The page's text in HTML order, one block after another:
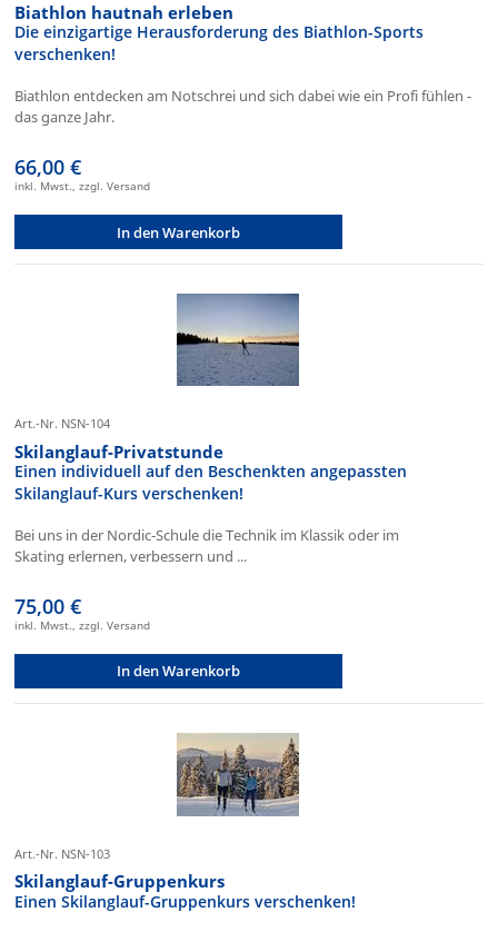
Biathlon hautnah erleben
Die einzigartige Herausforderung des Biathlon-Sports
verschenken!
Biathlon entdecken am Notschrei und sich dabei wie ein Profi fühlen -
das ganze Jahr.
66,00 €
inkl. Mwst., zzgl. Versand
In den Warenkorb
Art.-Nr. NSN-104
Skilanglauf-Privatstunde
Einen individuell auf den Beschenkten angepassten
Skilanglauf-Kurs verschenken!
Bei uns in der Nordic-Schule die Technik im Klassik oder im
Skating erlernen, verbessern und ...
75,00 €
inkl. Mwst., zzgl. Versand
In den Warenkorb
Art.-Nr. NSN-103
Skilanglauf-Gruppenkurs
Einen Skilanglauf-Gruppenkurs verschenken!